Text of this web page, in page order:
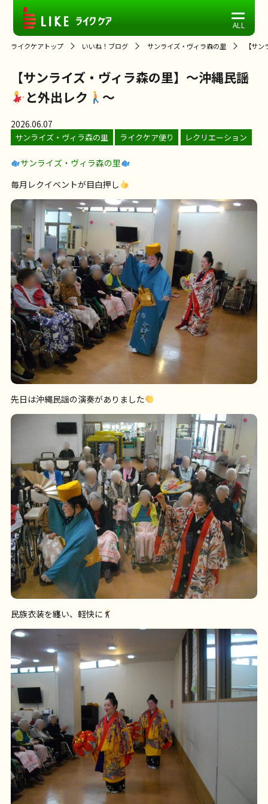
ライクケアトップ いいね！ブログ サンライズ・ヴィラ森の里 【サ
【サンライズ・ヴィラ森の里】～沖縄民謡
と外出レク
～
2026.06.07
サンライズ・ヴィラ森の里 ライクケア便り レクリエーション
サンライズ・ヴィラ森の里
毎月レクイベントが目白押し
先日は沖縄民謡の演奏がありました
民族衣装を纏い、軽快に